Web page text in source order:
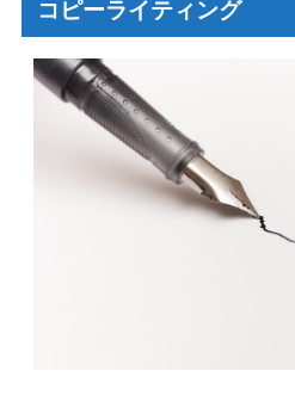
コピーライティング